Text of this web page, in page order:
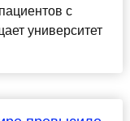
с
университет